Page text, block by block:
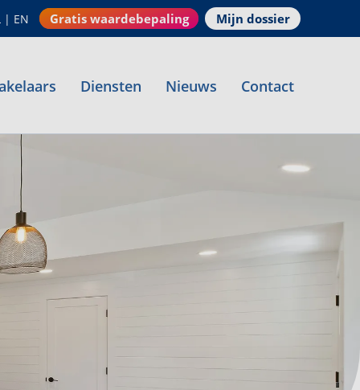
| EN Gratis waardebepaling Mijn dossier
Diensten Nieuws Contact